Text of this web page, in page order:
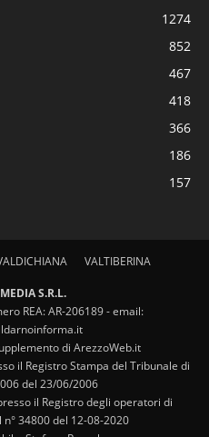
1274
852
467
418
366
186
157
VALTIBERINA
S.R.L.
REA: AR-206189 - email:
di ArezzoWeb.it
il Registro Stampa del Tribunale di
del 23/06/2006
il Registro degli operatori di
n° 34800 del 12-08-2020